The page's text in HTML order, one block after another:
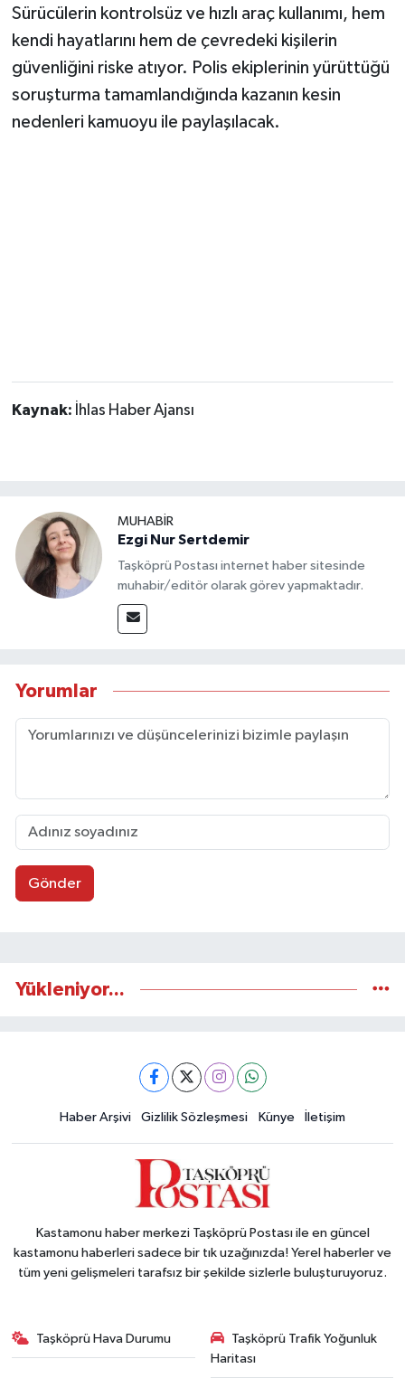
Sürücülerin kontrolsüz ve hızlı araç kullanımı, hem
kendi hayatlarını hem de çevredeki kişilerin
güvenliğini riske atıyor. Polis ekiplerinin yürüttüğü
soruşturma tamamlandığında kazanın kesin
nedenleri kamuoyu ile paylaşılacak.
Kaynak: İhlas Haber Ajansı
MUHABİR
Ezgi Nur Sertdemir
Taşköprü Postası internet haber sitesinde
muhabir/editör olarak görev yapmaktadır.
Yorumlar
Gönder
Yükleniyor...
Haber Arşivi Gizlilik Sözleşmesi Künye İletişim
Kastamonu haber merkezi Taşköprü Postası ile en güncel
kastamonu haberleri sadece bir tık uzağınızda! Yerel haberler ve
tüm yeni gelişmeleri tarafsız bir şekilde sizlerle buluşturuyoruz.
Taşköprü Hava Durumu
Taşköprü Trafik Yoğunluk
Haritası